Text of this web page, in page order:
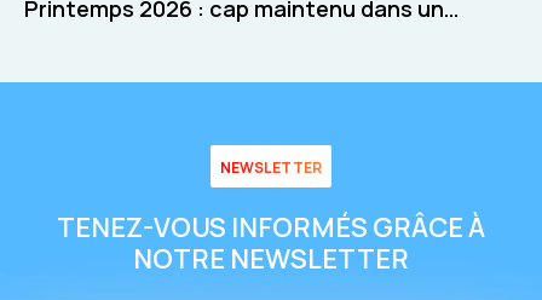
Printemps 2026 : cap maintenu dans un
NEWSLETTER
TENEZ-VOUS INFORMÉS GRÂCE À
NOTRE NEWSLETTER